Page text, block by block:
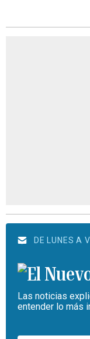
DE LUNES A
Las noticias
entender lo más